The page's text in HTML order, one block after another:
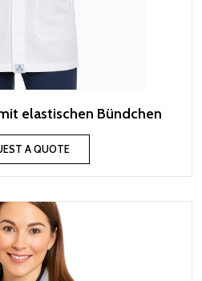
elastischen Bündchen
A QUOTE